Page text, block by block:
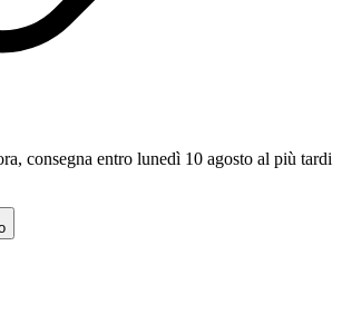
consegna entro lunedì 10 agosto al più tardi